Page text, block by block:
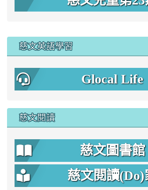
慈文英語學習
Glocal Life
慈文閱讀
慈文圖書館
慈文閱讀(Do)